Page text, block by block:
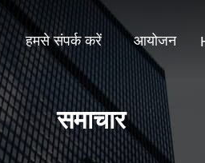
हमसे संपर्क करें आयोजन
समाचार